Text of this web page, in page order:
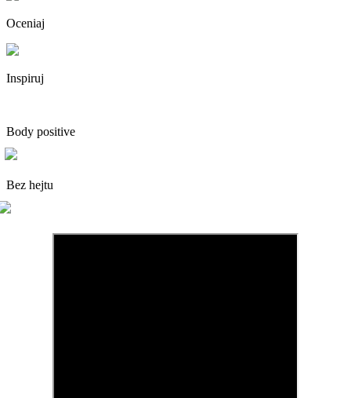
Oceniaj
Inspiruj
Body positive
Bez hejtu